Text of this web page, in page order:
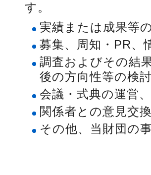
す。
実績または成果等
募集、周知・PR、
調査およびその結
後の方向性等の検
会議・式典の運営
関係者との意見交
その他、当財団の